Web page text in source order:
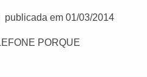
publicada em 01/03/2014
PORQUE